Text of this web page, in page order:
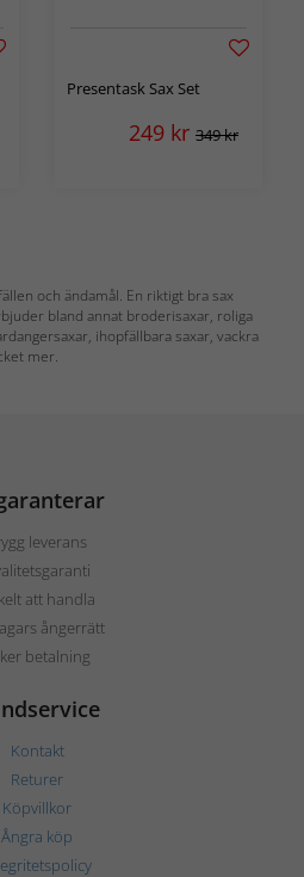
Presentask Sax Set
249 kr 349 kr
och ändamål. En riktigt bra sax
bland annat broderisaxar, roliga
ihopfällbara saxar, vackra
mer.
leverans
att handla
ångerrätt
betalning
Kontakt
Returer
Köpvillkor
Ångra köp